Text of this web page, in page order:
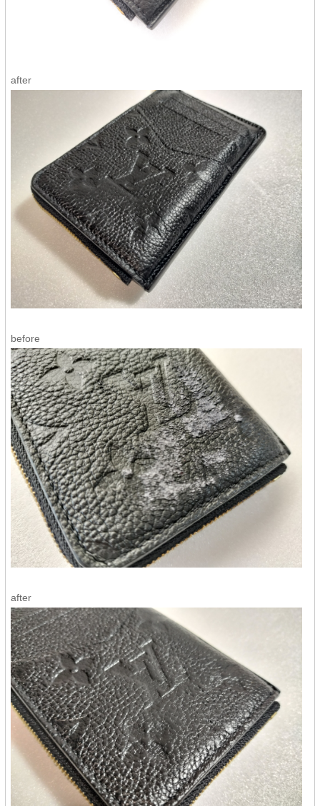
after
before
after